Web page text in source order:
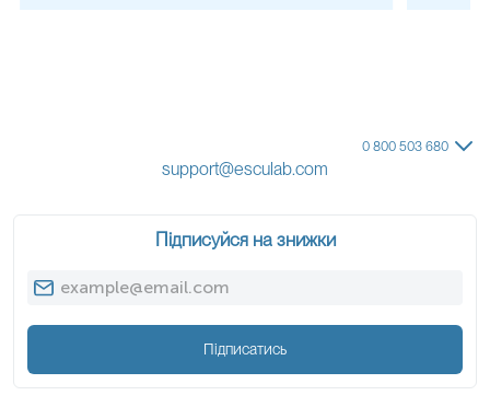
0 800 503 680
support@esculab.com
Підписуйся на знижки
Підписатись